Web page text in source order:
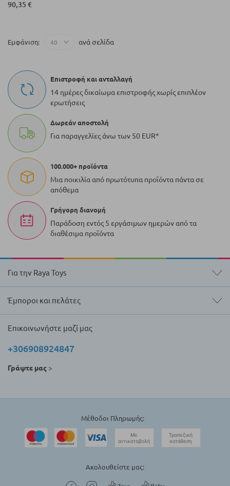
90,35 €
Εμφάνιση ανά σελίδα
Επιστροφή και ανταλλαγή
14 ημέρες δικαίωμα επιστροφής χωρίς επιπλέον
ερωτήσεις
Δωρεάν αποστολή
Για παραγγελίες άνω των 50 EUR*
100.000+ προϊόντα
Μια ποικιλία από πρωτότυπα προϊόντα πάντα σε
απόθεμα
Γρήγορη διανομή
Παράδοση εντός 5 εργάσιμων ημερών από τα
διαθέσιμα προϊόντα
Για την Raya Toys
Έμποροι και πελάτες
Επικοινωνήστε μαζί μας
+306908924847
Γράψτε μας >
Μέθοδοι Πληρωμής:
Ακολουθείστε μας: